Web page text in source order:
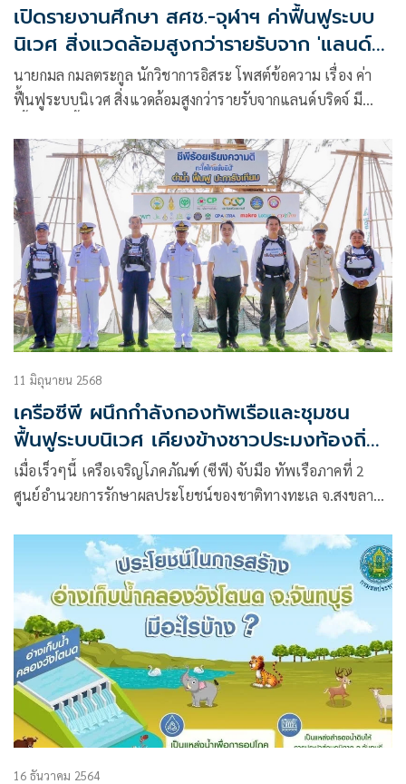
เปิดรายงานศึกษา สศช.-จุฬาฯ ค่าฟื้นฟูระบบ
นิเวศ สิ่งแวดล้อมสูงกว่ารายรับจาก 'แลนด์
บริดจ์'
นายกมล กมลตระกูล นักวิชาการอิสระ โพสต์ข้อความ เรื่อง ค่า
ฟื้นฟูระบบนิเวศ สิ่งแวดล้อมสูงกว่ารายรับจากแลนด์บริดจ์ มี
11 มิถุนายน 2568
เครือซีพี ผนึกกำลังกองทัพเรือและชุมชน
ฟื้นฟูระบบนิเวศ เคียงข้างชาวประมงท้องถิ่น
คืนชีวิตทะเลไทยยั่งยืน
เมื่อเร็วๆนี้ เครือเจริญโภคภัณฑ์ (ซีพี) จับมือ ทัพเรือภาคที่ 2
ศูนย์อำนวยการรักษาผลประโยชน์ของชาติทางทะเล จ.สงขลา
16 ธันวาคม 2564